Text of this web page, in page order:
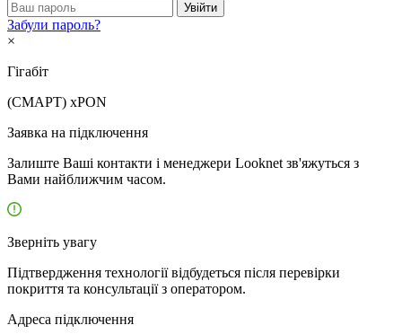
Увійти
Забули пароль?
×
Гігабіт
(СМАРТ) xPON
Заявка на підключення
Залиште Ваші контакти і менеджери Looknet зв'яжуться з
Вами найближчим часом.
Зверніть увагу
Підтвердження технології відбудеться після перевірки
покриття та консультації з оператором.
Адресa підключення